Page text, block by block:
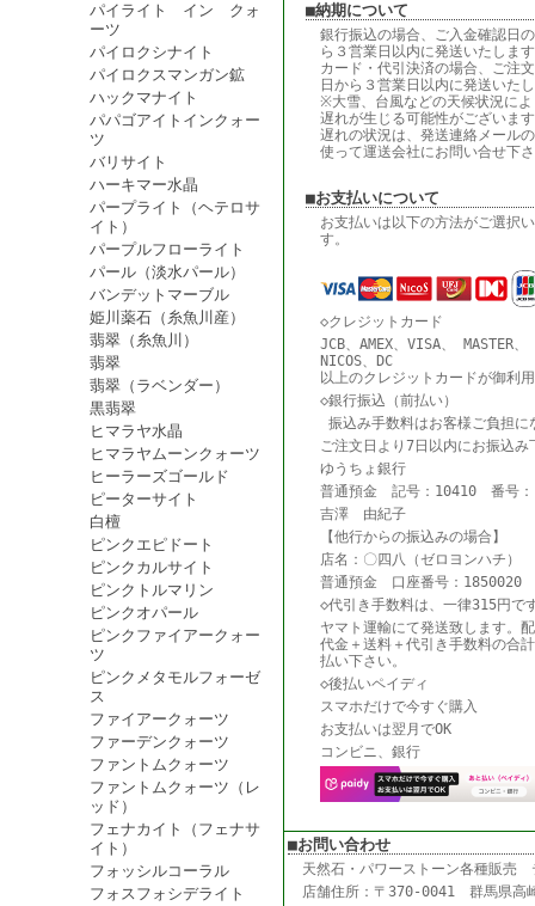
パイライト イン クォ
ーツ
パイロクシナイト
パイロクスマンガン鉱
ハックマナイト
パパゴアイトインクォー
ツ
バリサイト
ハーキマー水晶
パープライト（ヘテロサ
イト）
パープルフローライト
パール（淡水パール）
バンデットマーブル
姫川薬石（糸魚川産）
翡翠（糸魚川）
翡翠
翡翠（ラベンダー）
黒翡翠
ヒマラヤ水晶
ヒマラヤムーンクォーツ
ヒーラーズゴールド
ピーターサイト
白檀
ピンクエピドート
ピンクカルサイト
ピンクトルマリン
ピンクオパール
ピンクファイアークォー
ツ
ピンクメタモルフォーゼ
ス
ファイアークォーツ
ファーデンクォーツ
ファントムクォーツ
ファントムクォーツ（レ
ッド）
フェナカイト（フェナサ
イト）
フォッシルコーラル
フォスフォシデライト
■納期について
銀行振込の場合、ご入金確認日
ら３営業日以内に発送いたしま
カード・代引決済の場合、ご注
日から３営業日以内に発送いた
※大雪、台風などの天候状況に
遅れが生じる可能性がございま
遅れの状況は、発送連絡メール
使って運送会社にお問い合せ下
■お支払いについて
お支払いは以下の方法がご選択
す。
◇クレジットカード
JCB、AMEX、VISA、 MASTER
NICOS、DC
以上のクレジットカードが御利
◇銀行振込（前払い）
振込み手数料はお客様ご負担に
ご注文日より7日以内にお振込み
ゆうちょ銀行
普通預金 記号：10410 番号：
吉澤 由紀子
【他行からの振込みの場合】
店名：〇四八（ゼロヨンハチ）
普通預金 口座番号：1850020
◇代引き手数料は、一律315円で
ヤマト運輸にて発送致します。
代金＋送料＋代引き手数料の合
払い下さい。
◇後払いペイディ
スマホだけで今すぐ購入
お支払いは翌月でOK
コンビニ、銀行
■お問い合わせ
天然石・パワーストーン各種販
店舗住所：〒370-0041 群馬